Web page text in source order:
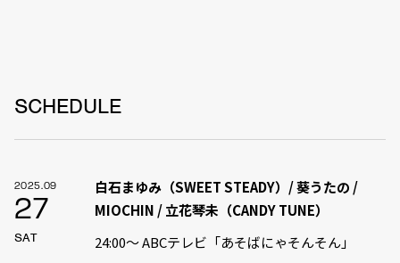
SCHEDULE
2025.09
27
SAT
白石まゆみ（SWEET STEADY）/ 葵うたの /
MIOCHIN / 立花琴未（CANDY TUNE）
24:00〜 ABCテレビ「あそばにゃそんそん」